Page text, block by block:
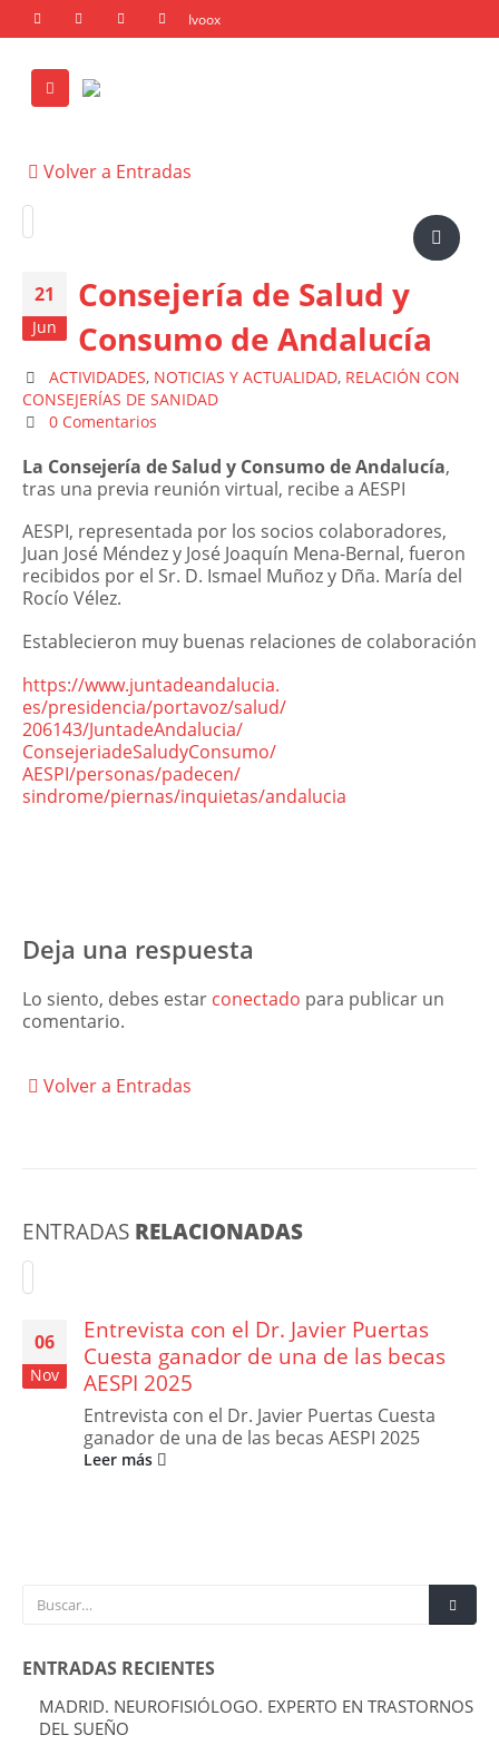
Volver a Entradas
21
Jun
Consejería de Salud y
Consumo de Andalucía
ACTIVIDADES, NOTICIAS Y ACTUALIDAD, RELACIÓN CON
CONSEJERÍAS DE SANIDAD
0 Comentarios
La Consejería de Salud y Consumo de Andalucía,
tras una previa reunión virtual, recibe a AESPI
AESPI, representada por los socios colaboradores,
Juan José Méndez y José Joaquín Mena-Bernal, fueron
recibidos por el Sr. D. Ismael Muñoz y Dña. María del
Rocío Vélez.
Establecieron muy buenas relaciones de colaboración
https://www.juntadeandalucia.
es/presidencia/portavoz/salud/
206143/JuntadeAndalucia/
ConsejeriadeSaludyConsumo/
AESPI/personas/padecen/
sindrome/piernas/inquietas/andalucia
Deja una respuesta
Lo siento, debes estar conectado para publicar un
comentario.
Volver a Entradas
ENTRADAS RELACIONADAS
06
Nov
Entrevista con el Dr. Javier Puertas
Cuesta ganador de una de las becas
AESPI 2025
Entrevista con el Dr. Javier Puertas Cuesta
ganador de una de las becas AESPI 2025
Leer más
ENTRADAS RECIENTES
MADRID. NEUROFISIÓLOGO. EXPERTO EN TRASTORNOS
DEL SUEÑO